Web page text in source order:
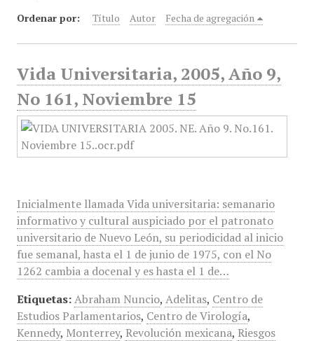
Ordenar por: Título Autor Fecha de agregación
Vida Universitaria, 2005, Año 9,
No 161, Noviembre 15
Inicialmente llamada Vida universitaria: semanario
informativo y cultural auspiciado por el patronato
universitario de Nuevo León, su periodicidad al inicio
fue semanal, hasta el 1 de junio de 1975, con el No
1262 cambia a docenal y es hasta el 1 de…
Etiquetas: Abraham Nuncio, Adelitas, Centro de
Estudios Parlamentarios, Centro de Virología,
Kennedy, Monterrey, Revolución mexicana, Riesgos